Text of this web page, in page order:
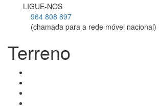
LIGUE-NOS
964 808 897
(chamada para a rede móvel nacional)
Terreno